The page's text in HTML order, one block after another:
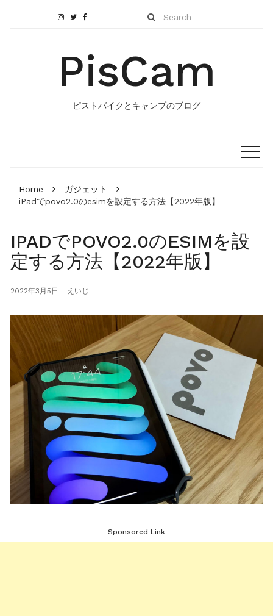
PisCam
ピストバイクとキャンプのブログ
Home
ガジェット
iPadでpovo2.0のesimを設定する方法【2022年版】
IPADでPOVO2.0のESIMを設
定する方法【2022年版】
2022年3月5日 えいじ
Sponsored Link